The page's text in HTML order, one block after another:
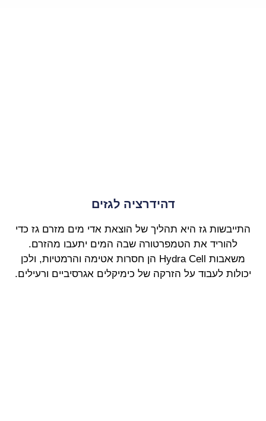
דהידרציה לגזים
התייבשות גז היא תהליך של הוצאת אדי מים מזרם גז כדי
להוריד את הטמפרטורה שבה המים יתעבו מהזרם.
משאבות Hydra Cell הן חסרות אטימה והרמטיות, ולכן
יכולות לעבוד על הזרקה של כימיקלים אגרסיביים ורעילים.